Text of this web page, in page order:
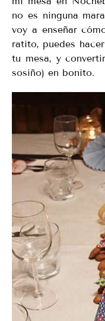
no es ninguna
voy a enseñar
ratito, puedes
tu mesa, y
sosiño) en bonito.